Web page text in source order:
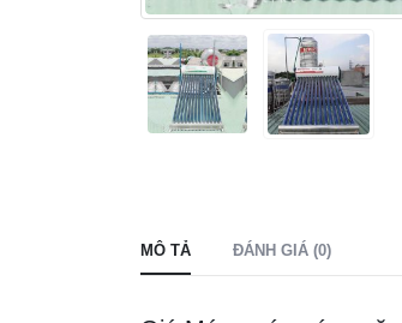
MÔ TẢ ĐÁNH GIÁ (0)